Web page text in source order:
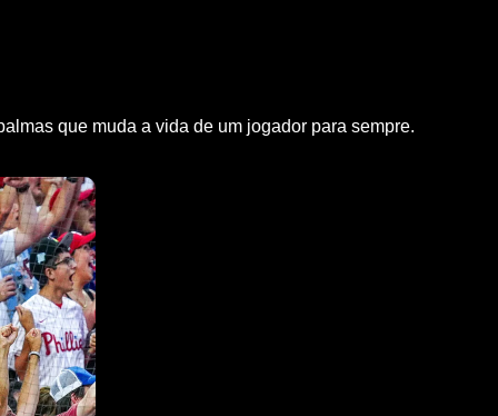
que muda a vida de um jogador para sempre.